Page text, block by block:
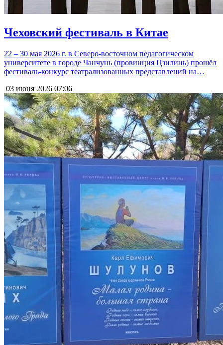
Чеховский фестиваль в Китае
22 – 30 мая 2026 г. в Северо-восточном педагогическом
университете в городе Чанчунь (провинция Цзилинь) прошёл
фестиваль-конкурс театрализованных представлений на…
03 июня 2026 07:06